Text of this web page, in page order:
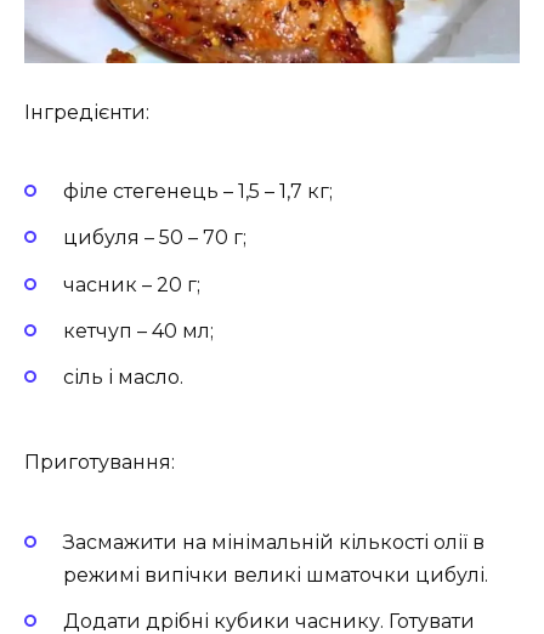
Інгредієнти:
філе стегенець – 1,5 – 1,7 кг;
цибуля – 50 – 70 г;
часник – 20 г;
кетчуп – 40 мл;
сіль і масло.
Приготування:
Засмажити на мінімальній кількості олії в
режимі випічки великі шматочки цибулі.
Додати дрібні кубики часнику. Готувати